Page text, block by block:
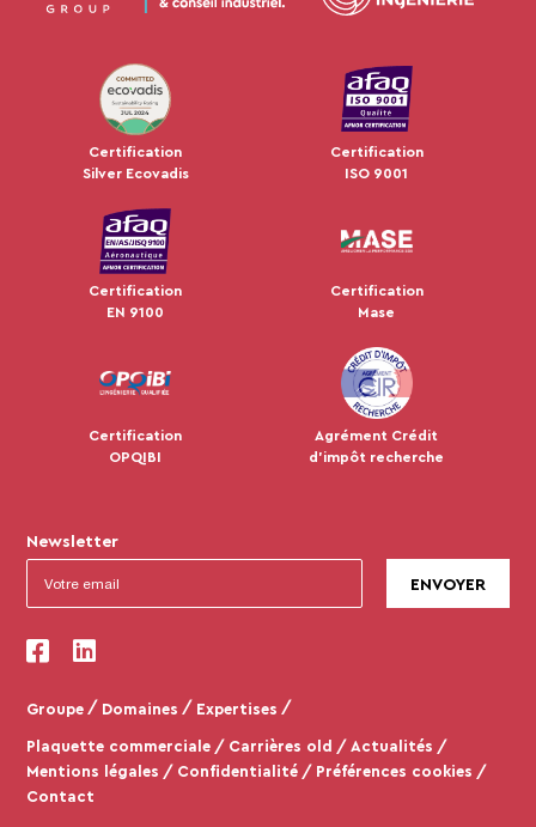
JUL 2024
Certification
Silver Ecovadis
Certification
ISO 9001
Certification
EN 9100
Certification
Mase
Certification
OPQIBI
Agrément Crédit
d'impôt recherche
Newsletter
Groupe Domaines
Expertises
Plaquette commerciale
Carrières old
Actualités
Mentions légales
Confidentialité
Préférences cookies
Contact